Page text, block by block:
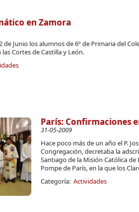
en Zamora
de Junio los alumnos de 6º de Primaria del
Cortes de Castilla y León.
París: Confirmaciones
31-05-2009
Hace poco más de un año el P.
Congregación, decretaba la
Santiago de la Misión Católica de
Pompe de París, en la que los
Categoría: Actividades